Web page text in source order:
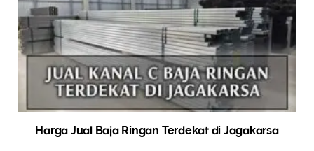
Harga Jual Baja Ringan Terdekat di Jagakarsa